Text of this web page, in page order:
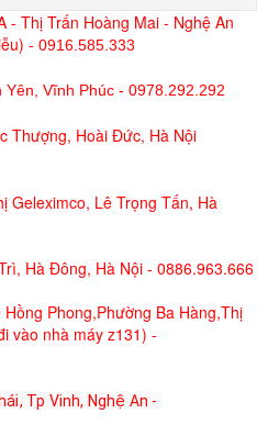
- Thị Trấn Hoàng Mai - Nghệ An
- 0916.585.333
Yên, Vĩnh Phúc - 0978.292.292
Thượng, Hoài Đức, Hà Nội
Geleximco, Lê Trọng Tấn, Hà
Hà Đông, Hà Nội - 0886.963.666
Phong,Phường Ba Hàng,Thị
vào nhà máy z131) -
Tp Vinh, Nghệ An -